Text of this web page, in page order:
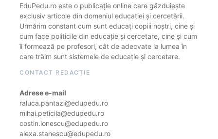
EduPedu.ro este o publicație online care găzduiește
exclusiv articole din domeniul educației și cercetării.
Urmărim constant cum sunt educați copiii noștri, cine și
cum face politicile din educație și cercetare, cine și cum
îi formează pe profesori, cât de adecvate la lumea în
care trăim sunt sistemele de educație și cercetare.
CONTACT REDACȚIE
Adrese e-mail
raluca.pantazi@edupedu.ro
mihai.peticila@edupedu.ro
costin.ionescu@edupedu.ro
alexa.stanescu@edupedu.ro